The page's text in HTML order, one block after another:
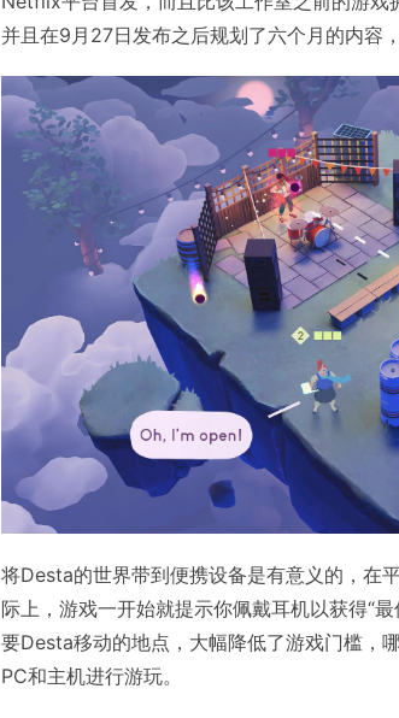
并且在9月27日发布之后规划了六个月的内容
将Desta的世界带到便携设备是有意义的，在
际上，游戏一开始就提示你佩戴耳机以获得“
要Desta移动的地点，大幅降低了游戏门槛，
PC和主机进行游玩。